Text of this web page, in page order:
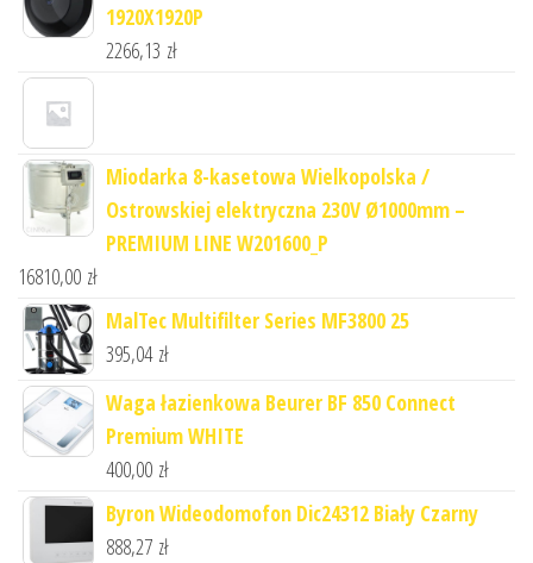
1920X1920P
2266,13 zł
Miodarka 8-kasetowa Wielkopolska /
Ostrowskiej elektryczna 230V Ø1000mm –
PREMIUM LINE W201600_P
16810,00 zł
MalTec Multifilter Series MF3800 25
395,04 zł
Waga łazienkowa Beurer BF 850 Connect
Premium WHITE
400,00 zł
Byron Wideodomofon Dic24312 Biały Czarny
888,27 zł